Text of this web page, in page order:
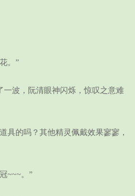
。”
波，阮清眼神闪烁，惊叹之意难
的吗？其他精灵佩戴效果寥寥，
~~~。”